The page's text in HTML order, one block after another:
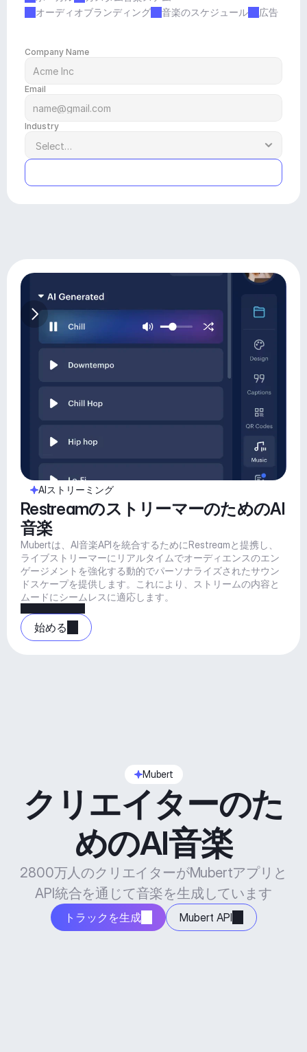
オーディオブランディング
音楽のスケジュール 広告
Company Name
Email
Industry
AIストリーミング
RestreamのストリーマーのためのAI
音楽
Mubertは、AI音楽APIを統合するためにRestreamと提携し、
ライブストリーマーにリアルタイムでオーディエンスのエン
ゲージメントを強化する動的でパーソナライズされたサウン
ドスケープを提供します。これにより、ストリームの内容と
ムードにシームレスに適応します。
始める
Mubert
クリエイターのた
めのAI音楽
2800万人のクリエイターがMubertアプリと
API統合を通じて音楽を生成しています
トラックを生成 Mubert API